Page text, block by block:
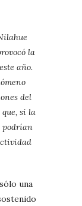
la
año.
del
si la
podrían
una